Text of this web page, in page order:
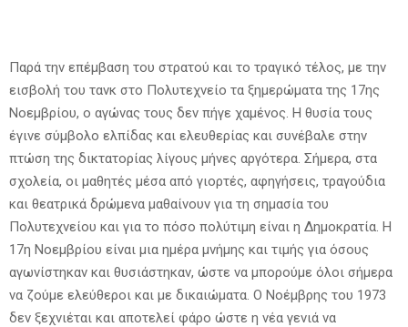
Παρά την επέμβαση του στρατού και το τραγικό τέλος, με την
εισβολή του τανκ στο Πολυτεχνείο τα ξημερώματα της 17ης
Νοεμβρίου, ο αγώνας τους δεν πήγε χαμένος. Η θυσία τους
έγινε σύμβολο ελπίδας και ελευθερίας και συνέβαλε στην
πτώση της δικτατορίας λίγους μήνες αργότερα. Σήμερα, στα
σχολεία, οι μαθητές μέσα από γιορτές, αφηγήσεις, τραγούδια
και θεατρικά δρώμενα μαθαίνουν για τη σημασία του
Πολυτεχνείου και για το πόσο πολύτιμη είναι η Δημοκρατία. Η
17η Νοεμβρίου είναι μια ημέρα μνήμης και τιμής για όσους
αγωνίστηκαν και θυσιάστηκαν, ώστε να μπορούμε όλοι σήμερα
να ζούμε ελεύθεροι και με δικαιώματα. Ο Νοέμβρης του 1973
δεν ξεχνιέται και αποτελεί φάρο ώστε η νέα γενιά να